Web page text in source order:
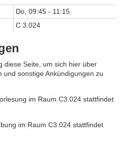
Do, 09:45 - 11:15
C 3.024
diese Seite, um sich hier über
und sonstige Ankündigungen zu
im Raum C3.024 stattfindet
im Raum C3.024 stattfindet